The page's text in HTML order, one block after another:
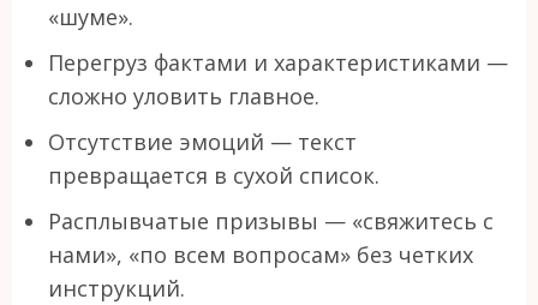
«шуме».
Перегруз фактами и характеристиками —
сложно уловить главное.
Отсутствие эмоций — текст
превращается в сухой список.
Расплывчатые призывы — «свяжитесь с
нами», «по всем вопросам» без четких
инструкций.